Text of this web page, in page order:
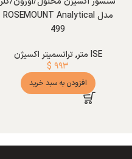
مدل ROSEMOUNT Analytical
499
ISE متر
,ترانسمیتر اکسیژن
$ ۹۹۳
افزودن به سبد خرید